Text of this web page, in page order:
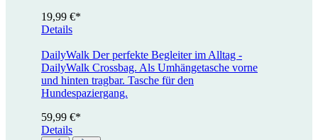
19,99 €*
Details
DailyWalk Der perfekte Begleiter im Alltag -
DailyWalk Crossbag. Als Umhängetasche vorne
und hinten tragbar. Tasche für den
Hundespaziergang.
59,99 €*
Details